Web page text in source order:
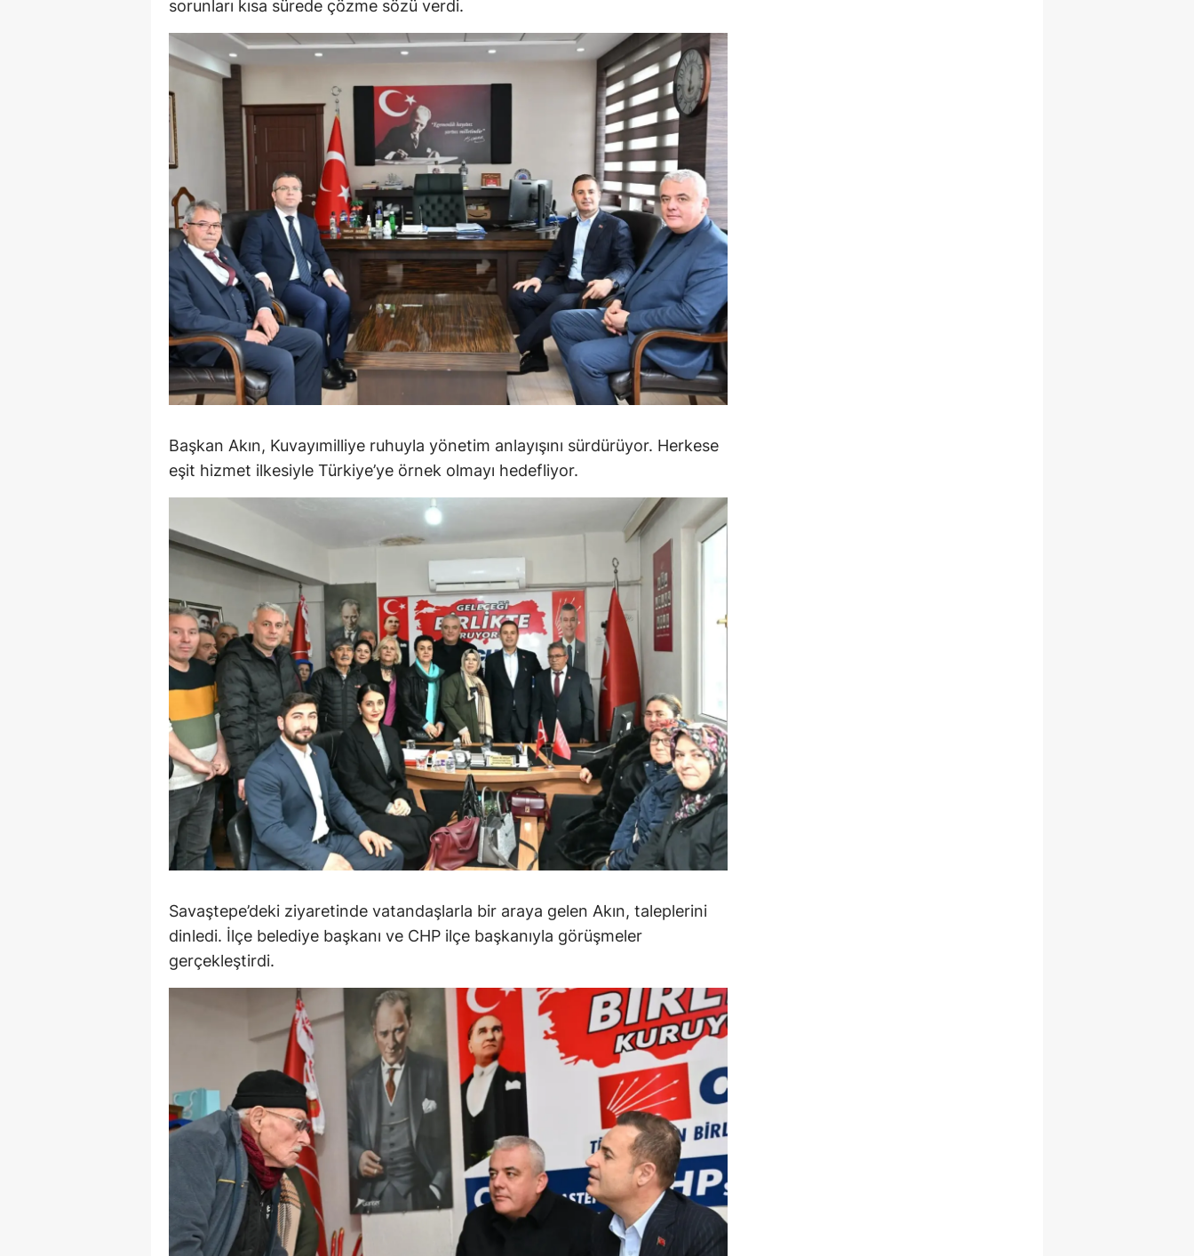
Elazığ
Erzincan
Erzurum
Eskişehir
Gaziantep
Giresun
Gümüşhane
Hakkari
Hatay
İstanbul
İzmir
Kars
Kayseri
Kırklareli
Kırşehir
Kocaeli
Konya
Kütahya
Malatya
Manisa
Mardin
Muş
Nevşehir
Niğde
Ordu
Rize
Sakarya
sorunları kısa sürede çözme sözü verdi.
Başkan Akın, Kuvayımilliye ruhuyla yönetim anlayışını sürdürüyor. Herkese
eşit hizmet ilkesiyle Türkiye’ye örnek olmayı hedefliyor.
Savaştepe’deki ziyaretinde vatandaşlarla bir araya gelen Akın, taleplerini
dinledi. İlçe belediye başkanı ve CHP ilçe başkanıyla görüşmeler
gerçekleştirdi.